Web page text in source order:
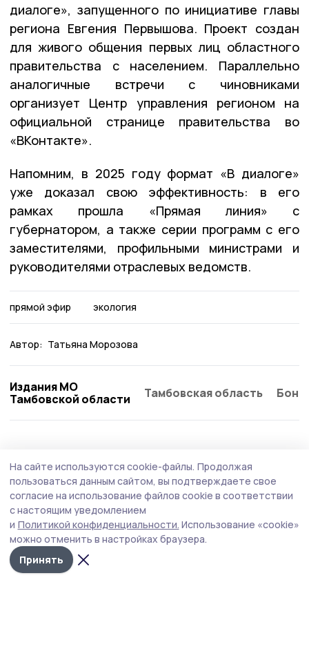
диалоге», запущенного по инициативе главы
региона Евгения Первышова. Проект создан
для живого общения первых лиц областного
правительства с населением. Параллельно
аналогичные встречи с чиновниками
организует Центр управления регионом на
официальной странице правительства во
«ВКонтакте».
Напомним, в 2025 году формат «В диалоге»
уже доказал свою эффективность: в его
рамках прошла «Прямая линия» с
губернатором, а также серии программ с его
заместителями, профильными министрами и
руководителями отраслевых ведомств.
прямой эфир экология
Автор: Татьяна Морозова
Издания МО
Тамбовской области
Тамбовская область
На сайте используются cookie-файлы. Продолжая
пользоваться данным сайтом, вы подтверждаете свое
согласие на использование файлов cookie в соответствии
с настоящим уведомлением
и Политикой конфиденциальности. Использование «cookie»
можно отменить в настройках браузера.
Принять